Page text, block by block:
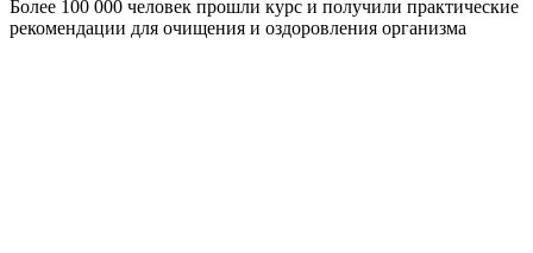
Более 100 000 человек прошли курс и получили практические
рекомендации для очищения и оздоровления организма